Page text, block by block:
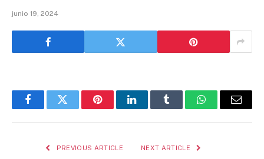
junio 19, 2024
FacebookTwitter PinterestLinkedInTumblr WhatsAppEmail
PREVIOUS ARTICLE NEXT ARTICLE